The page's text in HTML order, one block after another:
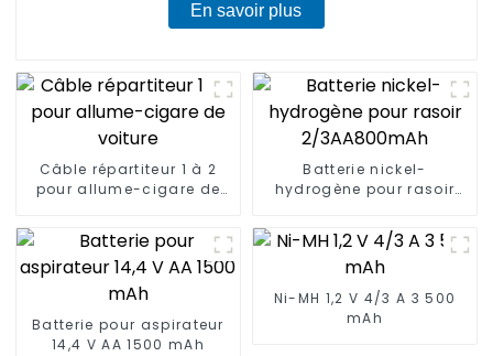
En savoir plus
Câble répartiteur 1 à 2
pour allume-cigare de
Batterie nickel-
hydrogène pour rasoir
Batterie pour aspirateur
14,4 V AA 1500 mAh
Ni-MH 1,2 V 4/3 A 3 500
mAh